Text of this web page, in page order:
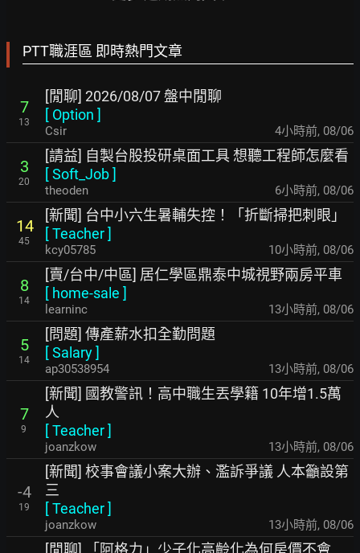
PTT職涯區 即時熱門文章
7
13
[閒聊] 2026/08/07 盤中閒聊
[ Option ]
Csir 4小時前, 08/06
3
20
[請益] 自製台股投研桌面工具 想聽工程師怎麼看
[Soft_Job]
theoden 6小時前, 08/06
14
45
[新聞] 台中小六生暑輔失控！「折斷掃把刺眼」
[Teacher]
kcy05785 10小時前, 08/06
8
14
[賣/台中/中區] 居仁學區鼎泰中城視野兩房平車
[ home-sale ]
learninc 13小時前, 08/06
5
14
[問題] 傳產薪水扣全勤問題
[Salary]
ap30538954 13小時前, 08/06
7
9
[新聞] 國教警訊！高中職生丟學籍 10年增1.5萬
人
[Teacher]
joanzkow 13小時前, 08/06
-4
19
[新聞] 校事會議小案大辦、濫訴爭議 人本籲設第
三
[Teacher]
joanzkow 13小時前, 08/06
[閒聊] 「阿格力」少子化高齡化為何房價不會